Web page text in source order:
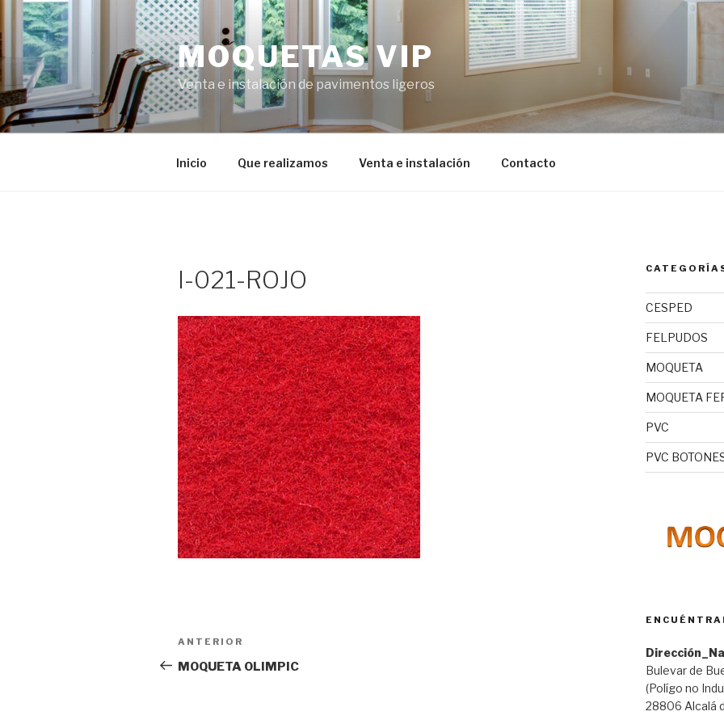
al
contenido
MOQUETAS VIP
Venta e instalación de pavimentos ligeros
Inicio Que realizamos Venta e instalación Contacto
I-021-ROJO
Navegación
de
Entrada
anterior:
ANTERIOR
MOQUETA OLIMPIC
CESPED
FELPUDOS
MOQUETA
MOQUETA
PVC
PVC
Bulevar de
(Polígo no
28806 Alcalá